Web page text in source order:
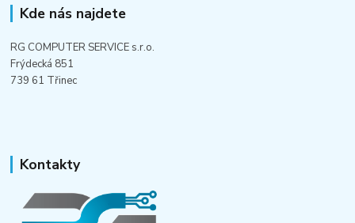
Kde nás najdete
RG COMPUTER SERVICE s.r.o.
Frýdecká 851
739 61 Třinec
Kontakty